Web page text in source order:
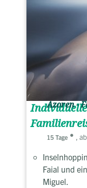
Individuelle
Azoren -
15 Tage , ab
Faial und
Miguel.